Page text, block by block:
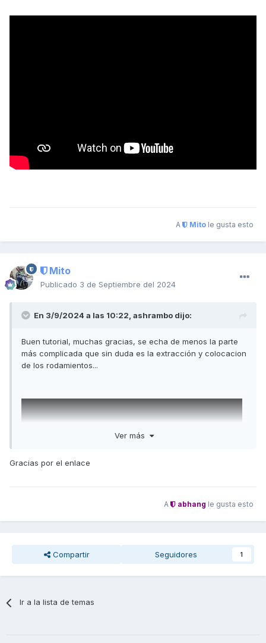
A Mito le gusta esto
Mito
Publicado 3 de Septiembre del 2024
En 3/9/2024 a las 10:22, ashrambo dijo:
Buen tutorial, muchas gracias, se echa de menos la parte
más complicada que sin duda es la extracción y colocacion
de los rodamientos...
Ver más
Gracias por el enlace
A abhang le gusta esto
Compartir Seguidores 1
Ir a la lista de temas